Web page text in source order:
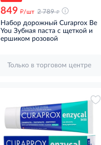
849 д/шт 2 789 д
Набор дорожный Curaprox Be
You Зубная паста с щеткой и
ершиком розовой
Только в торговом центре